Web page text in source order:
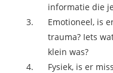
informatie die
Emotioneel, is
trauma? Iets
klein was?
Fysiek, is er